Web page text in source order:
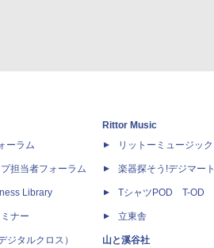
ーラム
担当者フォーラム
Library
ナー
ジタルクロス）
Rittor Music
リットーミュージック
楽器探そう!デジマート
TシャツPOD T-OD
立東舎
山と溪谷社